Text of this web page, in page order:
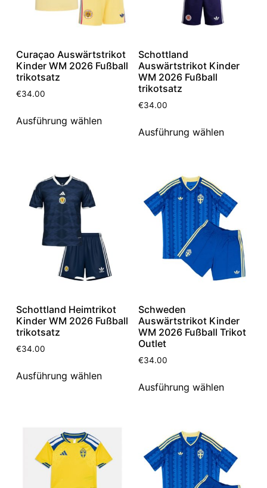
Curaçao Auswärtstrikot
Kinder WM 2026 Fußball
trikotsatz
€34.00
Ausführung wählen
Schottland
Auswärtstrikot Kinder
WM 2026 Fußball
trikotsatz
€34.00
Ausführung wählen
Schottland Heimtrikot
Kinder WM 2026 Fußball
trikotsatz
€34.00
Ausführung wählen
Schweden
Auswärtstrikot Kinder
WM 2026 Fußball Trikot
Outlet
€34.00
Ausführung wählen